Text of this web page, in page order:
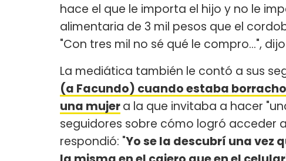
hace el que le importa el hijo y no le
alimentaria de 3 mil pesos que el
"Con tres mil no sé qué le compro...",
La mediática también le contó a sus
(a Facundo) cuando estaba
una mujera la que invitaba a hacer
seguidores sobre cómo logró acceder
respondió: "Yo se la descubrí una vez